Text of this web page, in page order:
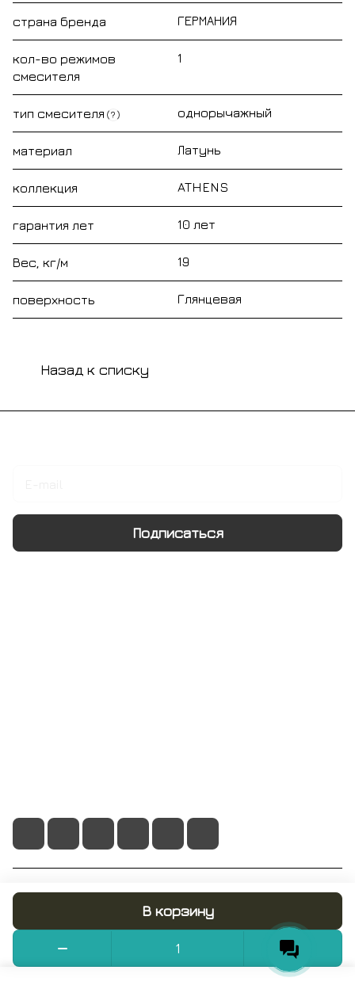
В корзину
страна бренда ГЕРМАНИЯ
кол-во режимов
смесителя
1
тип смесителя ? однорычажный
материал Латунь
коллекция ATHENS
гарантия лет 10 лет
Вес, кг/м 19
поверхность Глянцевая
Назад к списку
Подписаться
© 2026 RUMIX.SHOP
Конфиденциальность